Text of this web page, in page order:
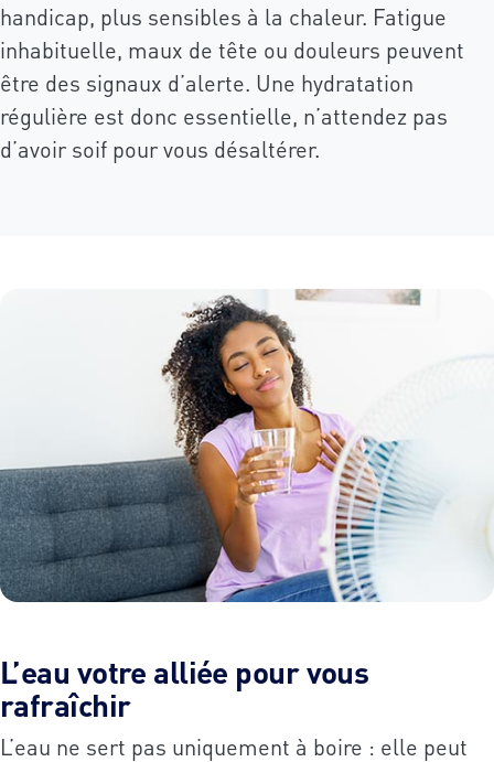
handicap, plus sensibles à la chaleur. Fatigue
inhabituelle, maux de tête ou douleurs peuvent
être des signaux d’alerte. Une hydratation
régulière est donc essentielle, n’attendez pas
d’avoir soif pour vous désaltérer.
L’eau votre alliée pour vous
rafraîchir
L’eau ne sert pas uniquement à boire : elle peut